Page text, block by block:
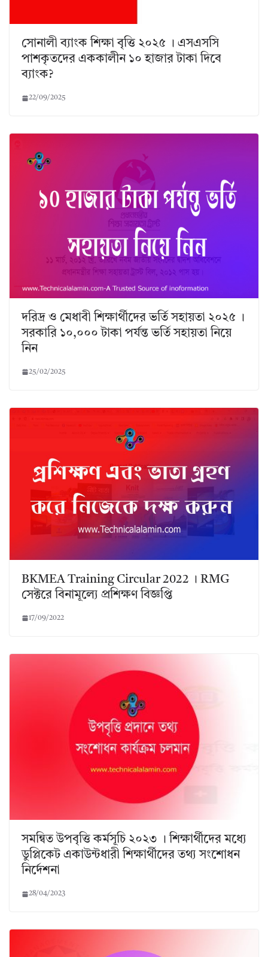
সোনালী ব্যাংক শিক্ষা বৃত্তি ২০২৫ । এসএসসি
পাশকৃতদের এককালীন ১০ হাজার টাকা দিবে
ব্যাংক?
22/09/2025
দরিদ্র ও মেধাবী শিক্ষার্থীদের ভর্তি সহায়তা ২০২৫ ।
সরকারি ১০,০০০ টাকা পর্যন্ত ভর্তি সহায়তা নিয়ে
নিন
25/02/2025
BKMEA Training Circular 2022 । RMG
সেক্টরে বিনামূল্যে প্রশিক্ষণ বিজ্ঞপ্তি
17/09/2022
সমন্বিত উপবৃত্তি কর্মসূচি ২০২৩ । শিক্ষার্থীদের মধ্যে
ডুপ্লিকেট একাউন্টধারী শিক্ষার্থীদের তথ্য সংশোধন
নির্দেশনা
28/04/2023